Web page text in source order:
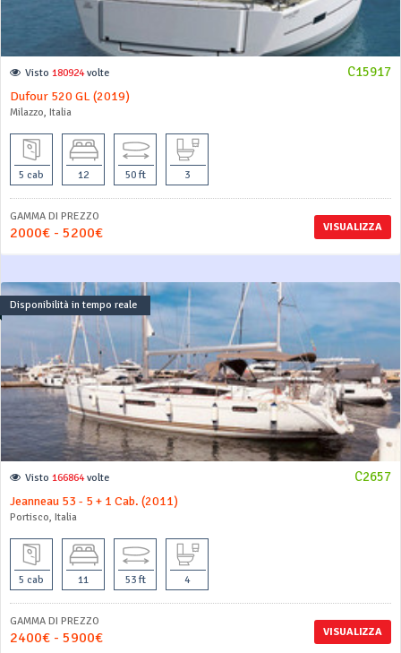
C15917
Visto 180924volte
Dufour 520 GL (2019)
Milazzo, Italia
5 cab 12 50 ft 3
VISUALIZZA
GAMMA DI PREZZO
2000€ - 5200€
Disponibilità in tempo reale
C2657
Visto 166864volte
Jeanneau 53 - 5 + 1 Cab. (2011)
Portisco, Italia
5 cab 11 53 ft 4
VISUALIZZA
GAMMA DI PREZZO
2400€ - 5900€